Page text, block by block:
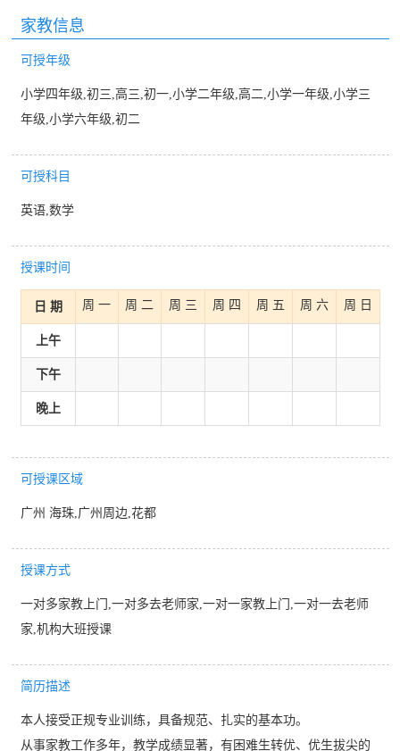
家教信息
可授年级
小学四年级,初三,高三,初一,小学二年级,高二,小学一年级,小学三
年级,小学六年级,初二
可授科目
英语,数学
授课时间
日 期 周 一 周 二 周 三 周 四 周 五 周 六 周 日
上午
下午
晚上
可授课区域
广州 海珠,广州周边,花都
授课方式
一对多家教上门,一对多去老师家,一对一家教上门,一对一去老师
家,机构大班授课
简历描述
本人接受正规专业训练，具备规范、扎实的基本功。
从事家教工作多年，教学成绩显著，有困难生转优、优生拔尖的